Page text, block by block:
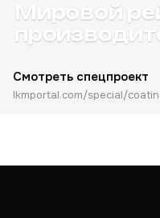
Мировой
Смотреть спецпроект
lkmportal.com/special/